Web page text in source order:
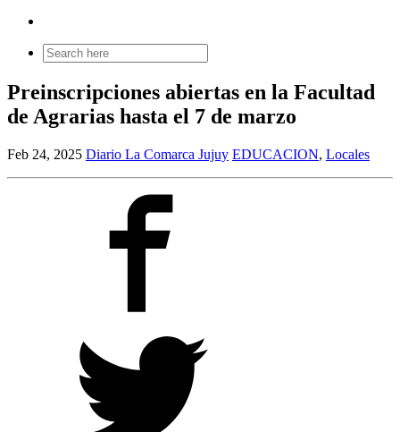
Search
for:
Preinscripciones abiertas en la Facultad
de Agrarias hasta el 7 de marzo
Feb 24, 2025 Diario La Comarca Jujuy EDUCACION, Locales